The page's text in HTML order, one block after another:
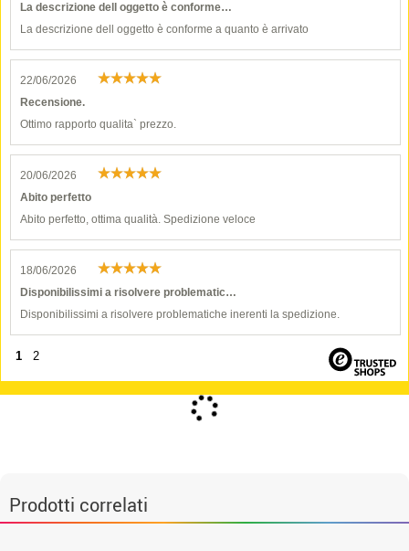
La descrizione dell oggetto è conforme…
La descrizione dell oggetto è conforme a quanto è arrivato
22/06/2026
Recensione.
Ottimo rapporto qualita` prezzo.
20/06/2026
Abito perfetto
Abito perfetto, ottima qualità. Spedizione veloce
18/06/2026
Disponibilissimi a risolvere problematic…
Disponibilissimi a risolvere problematiche inerenti la spedizione.
1 2
Prodotti correlati